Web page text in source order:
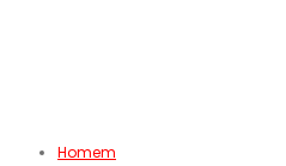
Homem